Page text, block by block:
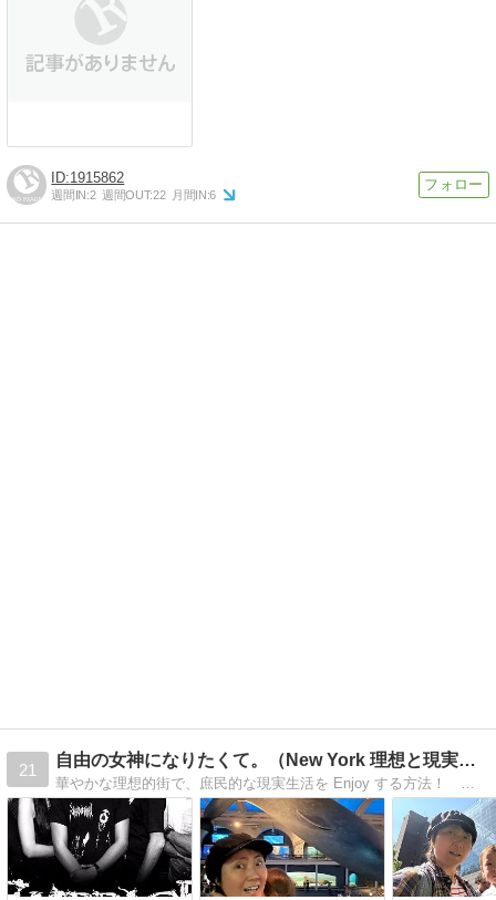
1915862
週間IN:2 週間OUT:22 月間IN:6
21
自由の女神になりたくて。（New York 理想と現実ライ…